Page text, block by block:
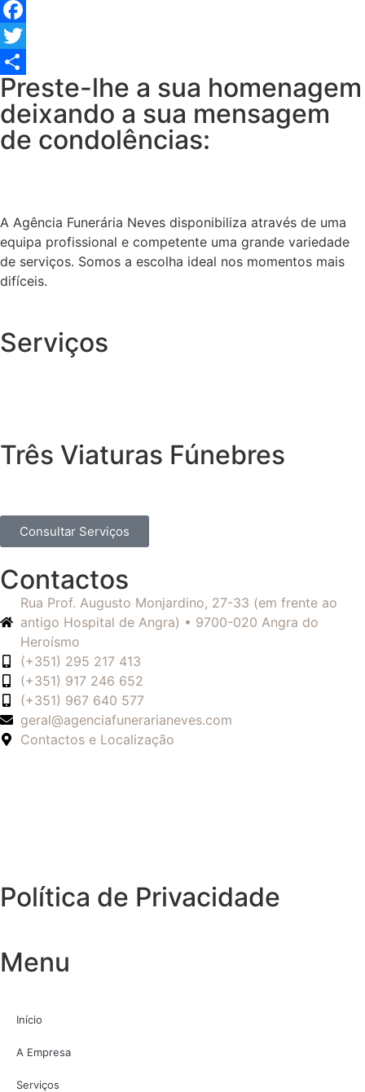
Facebook
Twitter
Share
Preste-lhe a sua homenagem
deixando a sua mensagem
de condolências:
A Agência Funerária Neves disponibiliza através de uma
equipa profissional e competente uma grande variedade
de serviços. Somos a escolha ideal nos momentos mais
difíceis.
Serviços
Três Viaturas Fúnebres
Consultar Serviços
Contactos
Rua Prof. Augusto Monjardino, 27-33 (em frente ao
antigo Hospital de Angra) • 9700-020 Angra do
Heroísmo
(+351) 295 217 413
(+351) 917 246 652
(+351) 967 640 577
geral@agenciafunerarianeves.com
Contactos e Localização
Política de Privacidade
Menu
Início
A Empresa
Serviços